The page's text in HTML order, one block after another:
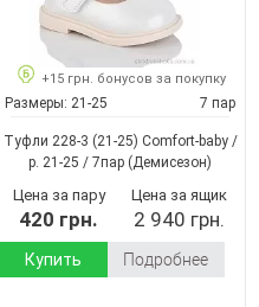
+15 грн. бонусов за покупку
Размеры: 21-25 7 пар
Туфли 228-3 (21-25) Comfort-baby /
p. 21-25 / 7пар (Демисезон)
Цена за пару
420 грн.
Цена за ящик
2 940 грн.
Купить Подробнее